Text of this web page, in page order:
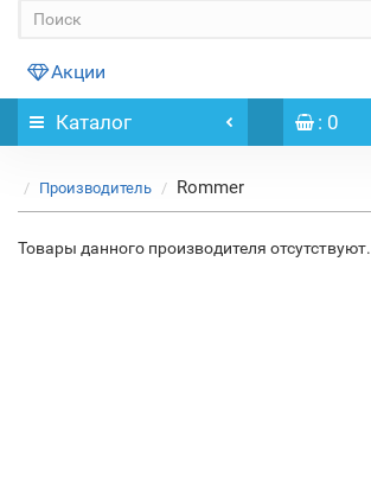
Акции
Каталог : 0
Производитель Rommer
Товары данного производителя отсутствуют.